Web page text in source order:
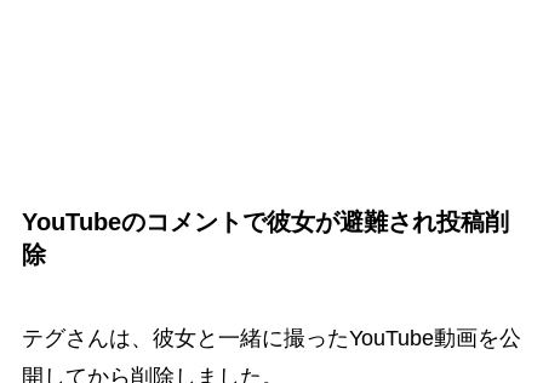
YouTubeのコメントで彼女が避難され投稿削
除
テグさんは、彼女と一緒に撮ったYouTube動画を公
開してから削除しました。